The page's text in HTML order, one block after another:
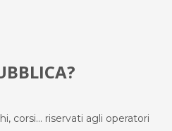
corsi... riservati agli operatori